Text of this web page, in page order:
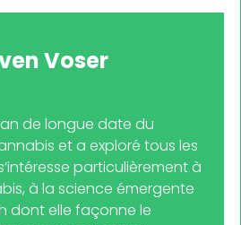
Voser
de longue date du
et a exploré tous les
particulièrement à
à la science émergente
dont elle façonne le